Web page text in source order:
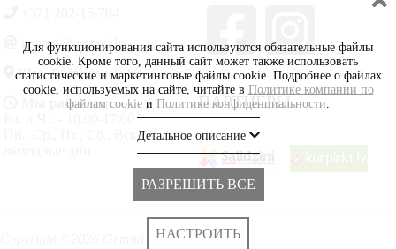
gemmi@gemmi.lv
Rīga, Lāčplēšā iela 88
Мы работаем:
Пн., Ср., Пт., Сб., Вскр. -
ПАРТНЁРЫ
Copyright ©2026 Gemmi.lv
Для функционирования сайта используются обязательные файлы
cookie. Кроме того, данный сайт может также использовать
статистические и маркетинговые файлы cookie. Подробнее о файлах
cookie, используемых на сайте, читайте в Политике компании по
файлам cookie и Политике конфиденциальности.
Детальное описание
РАЗРЕШИТЬ ВСЕ
НАСТРОИТЬ